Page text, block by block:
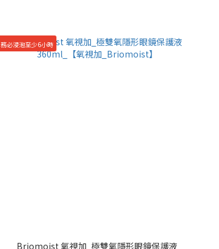
務必浸泡至少6小時
Briomoist 氧視加_極雙氧隱形眼鏡保護液